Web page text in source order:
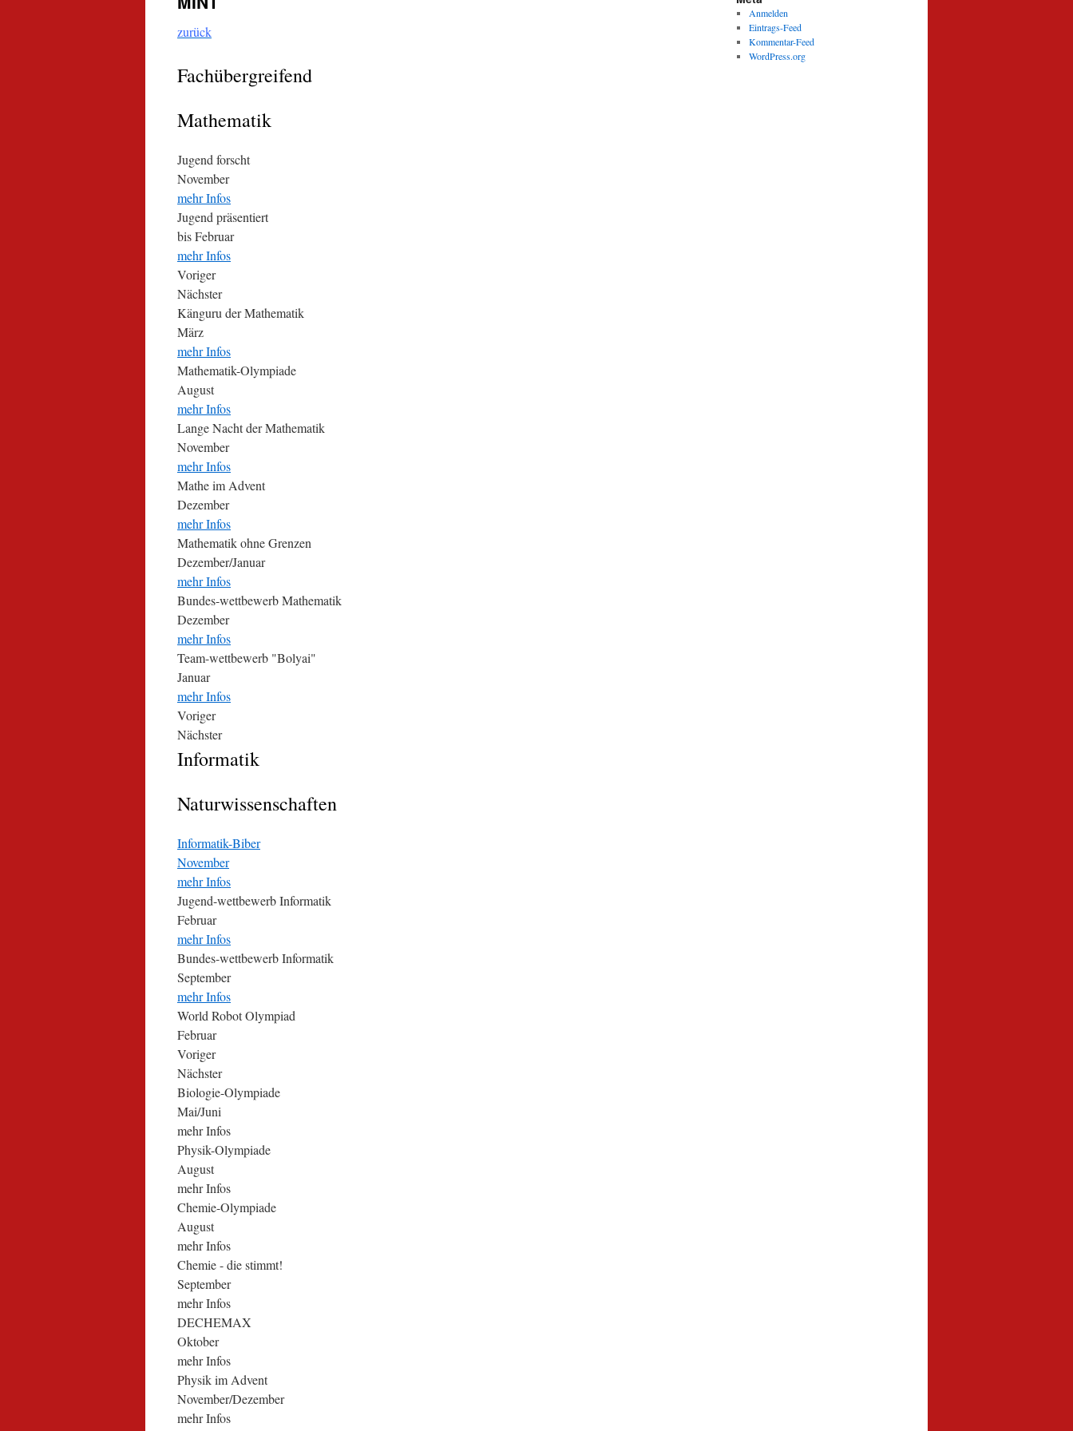
Inhalt
zurück
Fachübergreifend
Mathematik
Jugend forscht
November
mehr Infos
Jugend präsentiert
bis Februar
mehr Infos
Voriger
Nächster
Känguru der Mathematik
März
mehr Infos
Mathematik-Olympiade
August
mehr Infos
Lange Nacht der Mathematik
November
mehr Infos
Mathe im Advent
Dezember
mehr Infos
Mathematik ohne Grenzen
Dezember/Januar
mehr Infos
Bundes-wettbewerb Mathematik
Dezember
mehr Infos
Team-wettbewerb "Bolyai"
Januar
mehr Infos
Voriger
Nächster
Informatik
Naturwissenschaften
Informatik-Biber
November
mehr Infos
Jugend-wettbewerb Informatik
Februar
mehr Infos
Bundes-wettbewerb Informatik
September
mehr Infos
World Robot Olympiad
Februar
Voriger
Nächster
Biologie-Olympiade
Mai/Juni
mehr Infos
Physik-Olympiade
August
mehr Infos
Chemie-Olympiade
August
mehr Infos
Chemie - die stimmt!
September
mehr Infos
DECHEMAX
Oktober
mehr Infos
Physik im Advent
November/Dezember
mehr Infos
Anmelden
Eintrags-Feed
Kommentar-Feed
WordPress.org